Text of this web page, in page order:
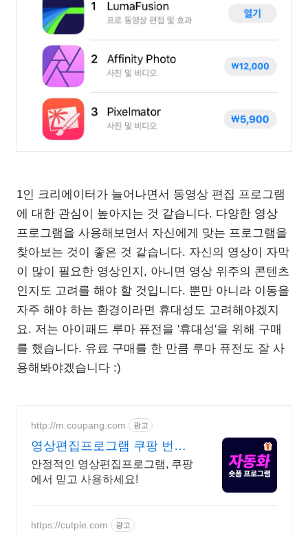
1인 크리에이터가 늘어나면서 동영상 편집 프로그램
에 대한 관심이 높아지는 것 같습니다. 다양한 영상
프로그램을 사용해보면서 자신에게 맞는 프로그램을
찾아보는 것이 좋은 것 같습니다. 자신의 영상이 자막
이 많이 필요한 영상인지, 아니면 영상 위주의 콘텐츠
인지도 고려를 해야 할 것입니다. 뿐만 아니라 이동을
자주 해야 하는 환경이라면 휴대성도 고려해야겠지
요. 저는 아이패드 루마 퓨전을 '휴대성'을 위해 구매
를 했습니다. 유료 구매를 한 만큼 루마 퓨전도 잘 사
용해봐야겠습니다 :)
http://m.coupang.com 광고
영상편집프로그램 쿠팡 번거
로움 없이 빠른 설치
안정적인 영상편집프로그램, 쿠팡
에서 믿고 사용하세요!
https://cutple.com 광고